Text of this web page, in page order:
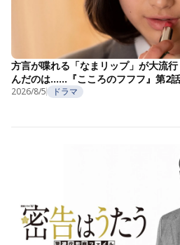
方言が喋れる「なまリップ」が大流
んだのは……『こころのフフフ』第2話
2026/8/5 ドラマ